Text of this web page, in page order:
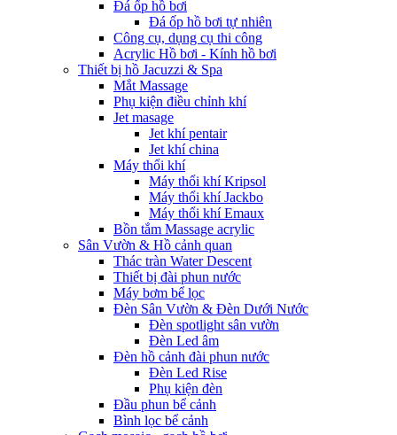
Đá ốp hồ bơi
Đá ốp hồ bơi tự nhiên
Công cụ, dụng cụ thi công
Acrylic Hồ bơi - Kính hồ bơi
Thiết bị hồ Jacuzzi & Spa
Mắt Massage
Phụ kiện điều chỉnh khí
Jet masage
Jet khí pentair
Jet khí china
Máy thổi khí
Máy thổi khí Kripsol
Máy thổi khí Jackbo
Máy thổi khí Emaux
Bồn tắm Massage acrylic
Sân Vườn & Hồ cảnh quan
Thác tràn Water Descent
Thiết bị đài phun nước
Máy bơm bể lọc
Đèn Sân Vườn & Đèn Dưới Nước
Đèn spotlight sân vườn
Đèn Led âm
Đèn hồ cảnh đài phun nước
Đèn Led Rise
Phụ kiện đèn
Đầu phun bể cảnh
Bình lọc bể cảnh